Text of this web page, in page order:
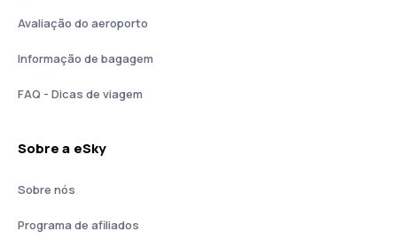
Avaliação do aeroporto
Informação de bagagem
FAQ - Dicas de viagem
Sobre a eSky
Sobre nós
Programa de afiliados